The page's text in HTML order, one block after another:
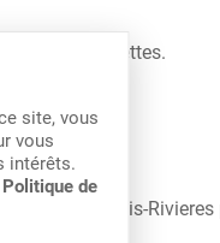
de lunettes.
ou de soleil.
de Trois-Rivieres
site, vous
vous
intérêts.
Politique de